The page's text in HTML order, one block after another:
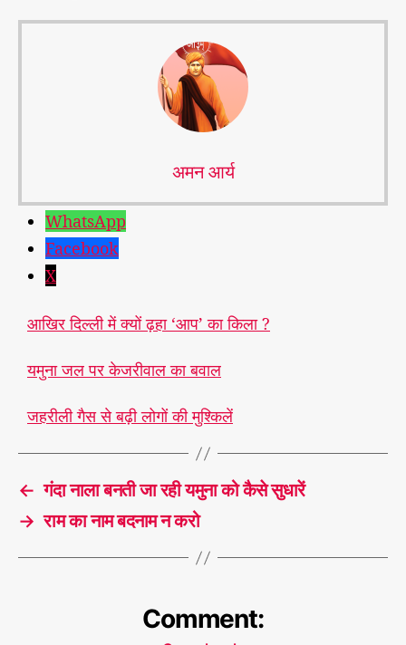
अमन आर्य
WhatsApp
Facebook
X
आखिर दिल्ली में क्यों ढ़हा ‘आप’ का किला ?
यमुना जल पर केजरीवाल का बवाल
जहरीली गैस से बढ़ी लोगों की मुश्किलें
← गंदा नाला बनती जा रही यमुना को कैसे सुधारें
→ राम का नाम बदनाम न करो
Comment: